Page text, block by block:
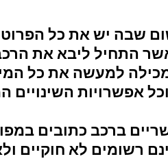
שבה יש את כל
התחיל ליבא את
למעשה את כל
אפשרויות השינויים
ברכב כתובים
רשומים לא חוקיים